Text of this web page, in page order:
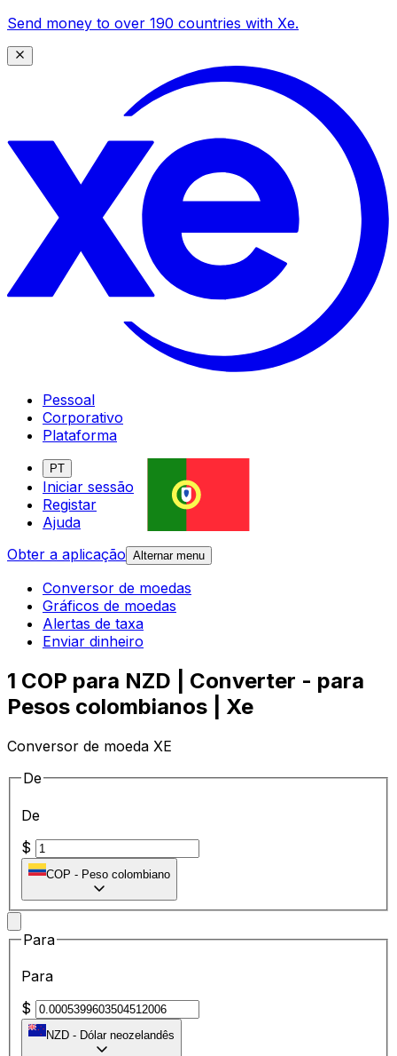
Send money to over 190 countries with Xe.
Pessoal
Corporativo
Plataforma
PT
Iniciar sessão
Registar
Ajuda
Obter a aplicação Alternar menu
Conversor de moedas
Gráficos de moedas
Alertas de taxa
Enviar dinheiro
1 COP para NZD | Converter - para
Pesos colombianos | Xe
Conversor de moeda XE
De
De
$
COP - Peso colombiano
Para
Para
$
NZD - Dólar neozelandês